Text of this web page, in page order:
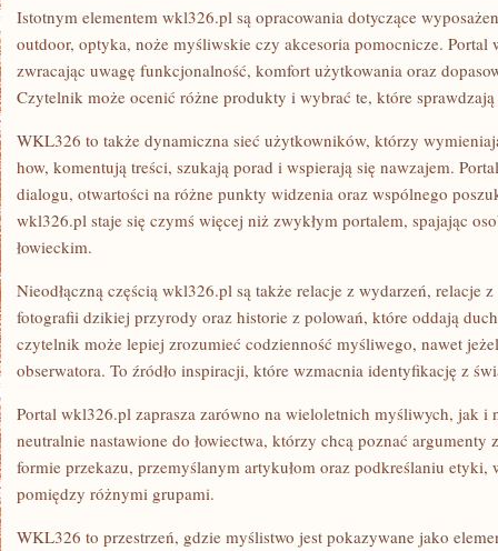
Istotnym elementem wkl326.pl są opracowania dotyczące
outdoor, optyka, noże myśliwskie czy akcesoria pomocnicze.
zwracając uwagę funkcjonalność, komfort użytkowania oraz
Czytelnik może ocenić różne produkty i wybrać te, które
WKL326 to także dynamiczna sieć użytkowników, którzy
how, komentują treści, szukają porad i wspierają się nawzajem.
dialogu, otwartości na różne punkty widzenia oraz wspólnego
wkl326.pl staje się czymś więcej niż zwykłym portalem, spajając
łowieckim.
Nieodłączną częścią wkl326.pl są także relacje z wydarzeń, relacje
fotografii dzikiej przyrody oraz historie z polowań, które oddają
czytelnik może lepiej zrozumieć codzienność myśliwego, nawet
obserwatora. To źródło inspiracji, które wzmacnia identyfikację z
Portal wkl326.pl zaprasza zarówno na wieloletnich myśliwych, jak i
neutralnie nastawione do łowiectwa, którzy chcą poznać
formie przekazu, przemyślanym artykułom oraz podkreślaniu
pomiędzy różnymi grupami.
WKL326 to przestrzeń, gdzie myślistwo jest pokazywane jako